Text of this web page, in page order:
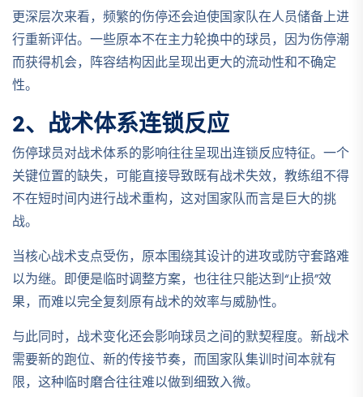
更深层次来看，频繁的伤停还会迫使国家队在人员储备上进
行重新评估。一些原本不在主力轮换中的球员，因为伤停潮
而获得机会，阵容结构因此呈现出更大的流动性和不确定
性。
2、战术体系连锁反应
伤停球员对战术体系的影响往往呈现出连锁反应特征。一个
关键位置的缺失，可能直接导致既有战术失效，教练组不得
不在短时间内进行战术重构，这对国家队而言是巨大的挑
战。
当核心战术支点受伤，原本围绕其设计的进攻或防守套路难
以为继。即便是临时调整方案，也往往只能达到“止损”效
果，而难以完全复刻原有战术的效率与威胁性。
与此同时，战术变化还会影响球员之间的默契程度。新战术
需要新的跑位、新的传接节奏，而国家队集训时间本就有
限，这种临时磨合往往难以做到细致入微。